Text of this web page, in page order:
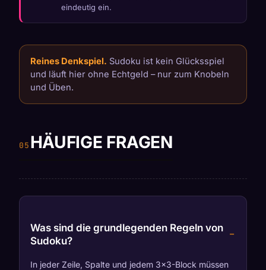
eindeutig ein.
Reines Denkspiel. Sudoku ist kein Glücksspiel
und läuft hier ohne Echtgeld – nur zum Knobeln
und Üben.
HÄUFIGE FRAGEN
Was sind die grundlegenden Regeln von
Sudoku?
In jeder Zeile, Spalte und jedem 3×3-Block müssen